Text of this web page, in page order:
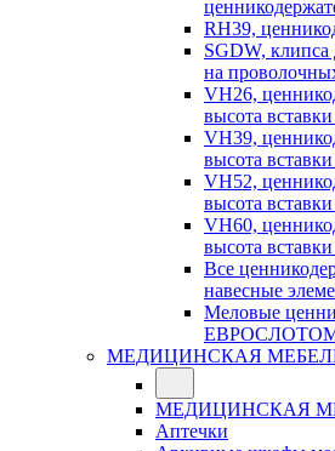
RH39,
SGDW, клипса
на
VH26,
высота
VH39,
высота
VH52,
высота
VH60,
высота
Все
навесные
Меловые
МЕДИЦИНСКАЯ
МЕДИЦИНСКАЯ
Аптечки